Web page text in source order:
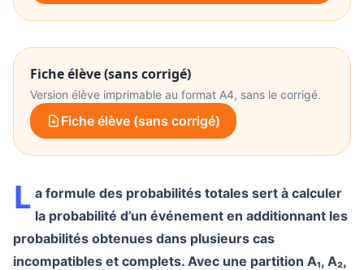
Fiche élève (sans corrigé)
Version élève imprimable au format A4, sans le corrigé.
Fiche élève (sans corrigé)
L a formule des probabilités totales sert à calculer
la probabilité d’un événement en additionnant les
probabilités obtenues dans plusieurs cas
incompatibles et complets. Avec une partition A₁, A₂,